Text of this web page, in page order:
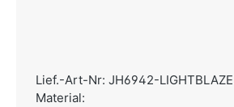
Lief.-Art-Nr: JH6942-LIGHTBLAZE
Material: